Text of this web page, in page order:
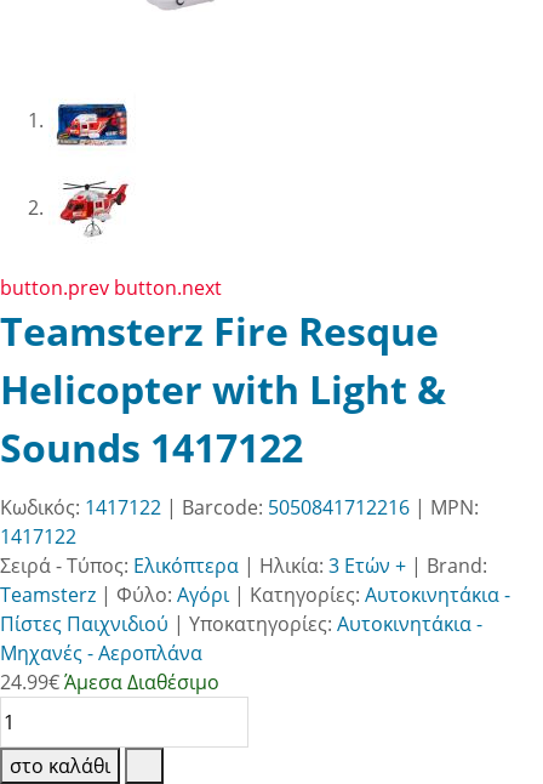
button.prev button.next
Teamsterz Fire Resque
Helicopter with Light &
Sounds 1417122
Κωδικός: 1417122 | Barcode: 5050841712216 | MPN:
1417122
Σειρά - Τύπος: Ελικόπτερα | Ηλικία: 3 Ετών + | Brand:
Teamsterz | Φύλο: Αγόρι| Κατηγορίες: Αυτοκινητάκια -
Πίστες Παιχνιδιού | Υποκατηγορίες: Αυτοκινητάκια -
Μηχανές - Αεροπλάνα
24.99€Άμεσα Διαθέσιμο
στο καλάθι